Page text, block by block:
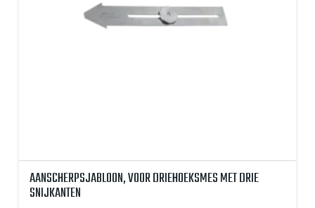
AANSCHERPSJABLOON, VOOR DRIEHOEKSMES MET DRIE
SNIJKANTEN